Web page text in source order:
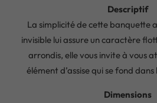
Descriptif
La simplicité de cette banquette
invisible lui assure un caractère
arrondis, elle vous invite à vous
élément d’assise qui se fond dans
Dimensions